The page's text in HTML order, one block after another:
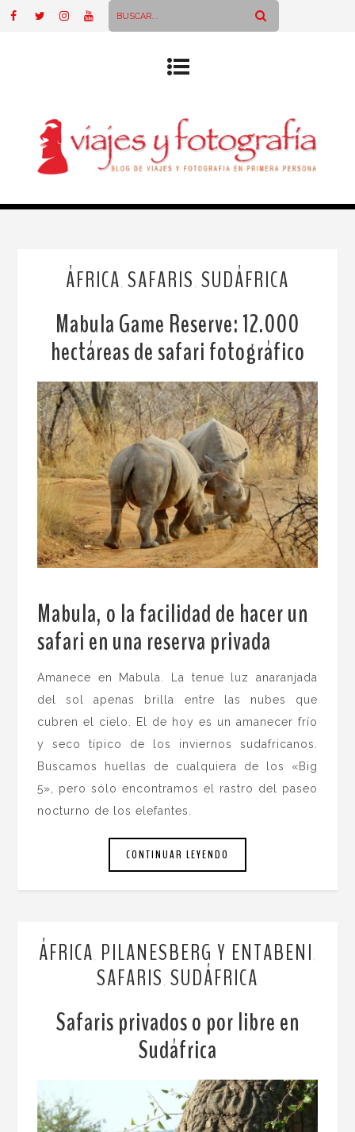
ÁFRICA SAFARIS SUDÁFRICA
Mabula Game Reserve: 12.000
hectáreas de safari fotográfico
Mabula, o la facilidad de hacer un
safari en una reserva privada
Amanece en Mabula. La tenue luz anaranjada
del sol apenas brilla entre las nubes que
cubren el cielo. El de hoy es un amanecer frío
y seco típico de los inviernos sudafricanos.
Buscamos huellas de cualquiera de los «Big
5», pero sólo encontramos el rastro del paseo
nocturno de los elefantes.
CONTINUAR LEYENDO
ÁFRICA PILANESBERG Y ENTABENI
SAFARIS SUDÁFRICA
Safaris privados o por libre en
Sudáfrica